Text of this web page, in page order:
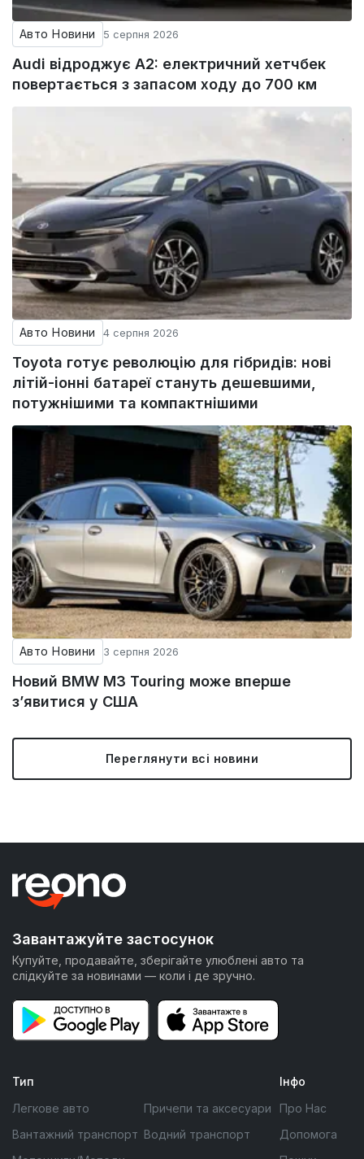
Авто Новини 5 серпня 2026
Audi відроджує A2: електричний хетчбек
повертається з запасом ходу до 700 км
Авто Новини 4 серпня 2026
Toyota готує революцію для гібридів: нові
літій-іонні батареї стануть дешевшими,
потужнішими та компактнішими
Авто Новини 3 серпня 2026
Новий BMW M3 Touring може вперше
з’явитися у США
Переглянути всі новини
Завантажуйте застосунок
Купуйте, продавайте, зберігайте улюблені авто та
слідкуйте за новинами — коли і де зручно.
Тип
Легкове авто
Вантажний транспорт
Причепи та аксесуари
Водний транспорт
Інфо
Про Нас
Допомога